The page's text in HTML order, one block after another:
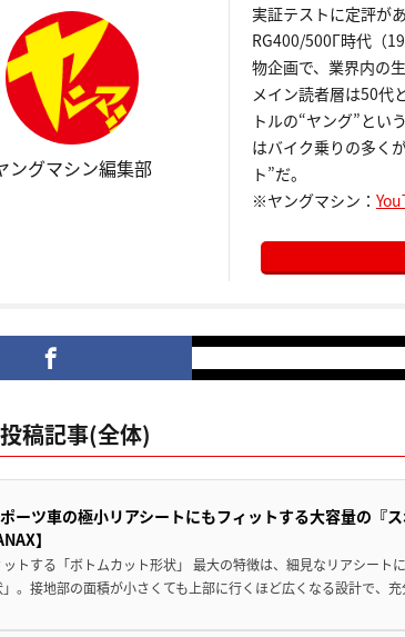
ングマシン編集部
実証テストに定評が
RG400/500Γ時代（
物企画で、業界内の
メイン読者層は50代
トルの“ヤング”とい
はバイク乗りの多く
ト”だ。
※ヤングマシン：
稿記事(全体)
ーツ車の極小リアシートにもフィットする大容量の『
】
トする「ボトムカット形状」 最大の特徴は、細見なリアシート
」。接地部の面積が小さくても上部に行くほど広くなる設計で、